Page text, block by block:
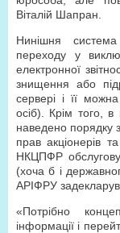
Віталій Шапран.
Нинішня
переходу у
електронної
знищення або
сервері і її
осіб). Крім того, в
наведено порядку
прав акціонерів
НКЦПФР
(хоча б і
АРІФРУ
«Потрібно
інформації і